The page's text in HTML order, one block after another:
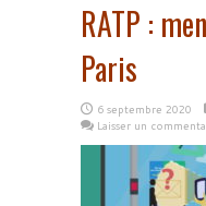
RATP :
Paris
6 septembre 2020
Laisser un